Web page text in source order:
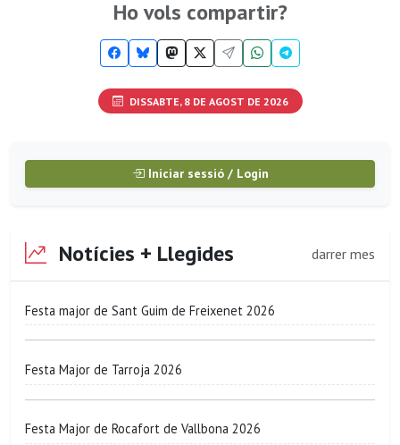
Ho vols compartir?
DISSABTE, 8 DE AGOST DE 2026
Iniciar sessió / Login
Notícies + Llegides darrer mes
Festa major de Sant Guim de Freixenet 2026
Festa Major de Tarroja 2026
Festa Major de Rocafort de Vallbona 2026